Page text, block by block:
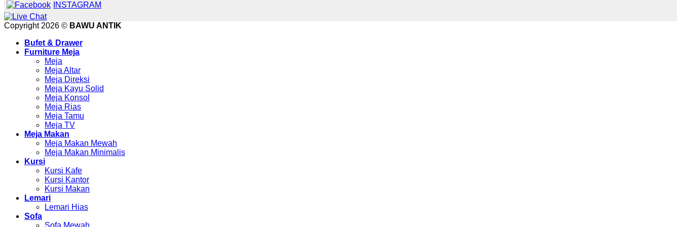
INSTAGRAM
Copyright 2026 © BAWU ANTIK
Bufet & Drawer
Furniture Meja
Meja
Meja Altar
Meja Direksi
Meja Kayu Solid
Meja Konsol
Meja Rias
Meja Tamu
Meja TV
Meja Makan
Meja Makan Mewah
Meja Makan Minimalis
Kursi
Kursi Kafe
Kursi Kantor
Kursi Makan
Lemari
Lemari Hias
Sofa
Sofa Mewah